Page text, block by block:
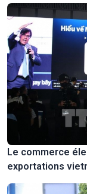
Le commerce
exportations